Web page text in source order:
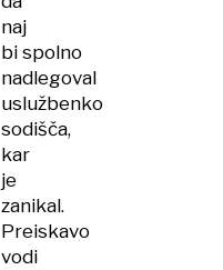
naj
bi spolno
nadlegoval
uslužbenko
sodišča,
kar
je
zanikal.
Preiskavo
vodi